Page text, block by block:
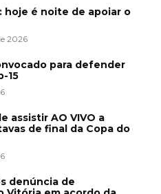
hoje é noite de apoiar o
2026
para defender
15
assistir AO VIVO a
de final da Copa do
denúncia de